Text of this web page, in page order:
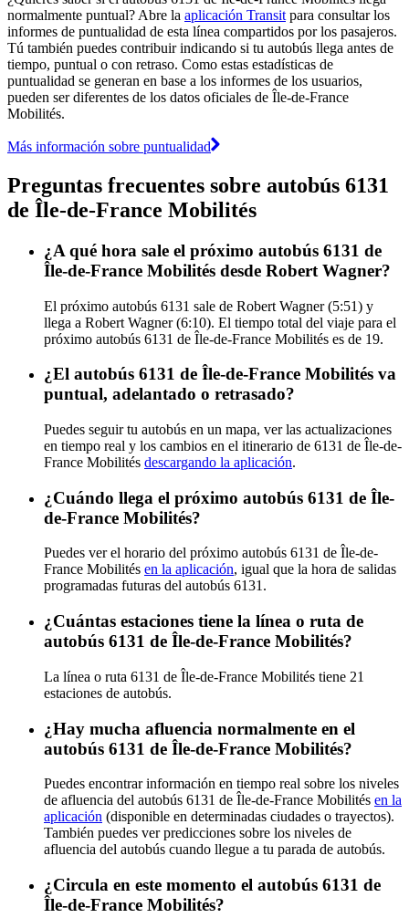
normalmente puntual? Abre la aplicación Transit para consultar los
informes de puntualidad de esta línea compartidos por los pasajeros.
Tú también puedes contribuir indicando si tu autobús llega antes de
tiempo, puntual o con retraso. Como estas estadísticas de
puntualidad se generan en base a los informes de los usuarios,
pueden ser diferentes de los datos oficiales de Île-de-France
Mobilités.
Más información sobre puntualidad
Preguntas frecuentes sobre autobús 6131
de Île-de-France Mobilités
¿A qué hora sale el próximo autobús 6131 de
Île-de-France Mobilités desde Robert Wagner?
El próximo autobús 6131 sale de Robert Wagner (5:51) y
llega a Robert Wagner (6:10). El tiempo total del viaje para el
próximo autobús 6131 de Île-de-France Mobilités es de 19.
¿El autobús 6131 de Île-de-France Mobilités va
puntual, adelantado o retrasado?
Puedes seguir tu autobús en un mapa, ver las actualizaciones
en tiempo real y los cambios en el itinerario de 6131 de Île-de-
France Mobilités descargando la aplicación.
¿Cuándo llega el próximo autobús 6131 de Île-
de-France Mobilités?
Puedes ver el horario del próximo autobús 6131 de Île-de-
France Mobilités en la aplicación, igual que la hora de salidas
programadas futuras del autobús 6131.
¿Cuántas estaciones tiene la línea o ruta de
autobús 6131 de Île-de-France Mobilités?
La línea o ruta 6131 de Île-de-France Mobilités tiene 21
estaciones de autobús.
¿Hay mucha afluencia normalmente en el
autobús 6131 de Île-de-France Mobilités?
Puedes encontrar información en tiempo real sobre los niveles
de afluencia del autobús 6131 de Île-de-France Mobilités en la
aplicación (disponible en determinadas ciudades o trayectos).
También puedes ver predicciones sobre los niveles de
afluencia del autobús cuando llegue a tu parada de autobús.
¿Circula en este momento el autobús 6131 de
Île-de-France Mobilités?